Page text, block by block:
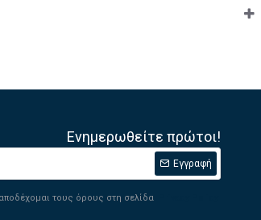
Ενημερωθείτε πρώτοι!
Εγγραφή
τους όρους στη σελίδα